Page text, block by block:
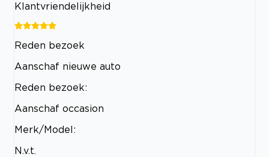
Klantvriendelijkheid
Reden bezoek
Aanschaf nieuwe auto
Reden bezoek:
Aanschaf occasion
Merk/Model:
N.v.t.